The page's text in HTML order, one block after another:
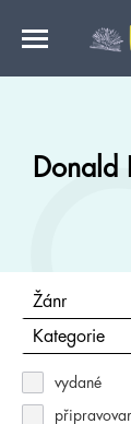
Donald
Žánr
Kategorie
vydané